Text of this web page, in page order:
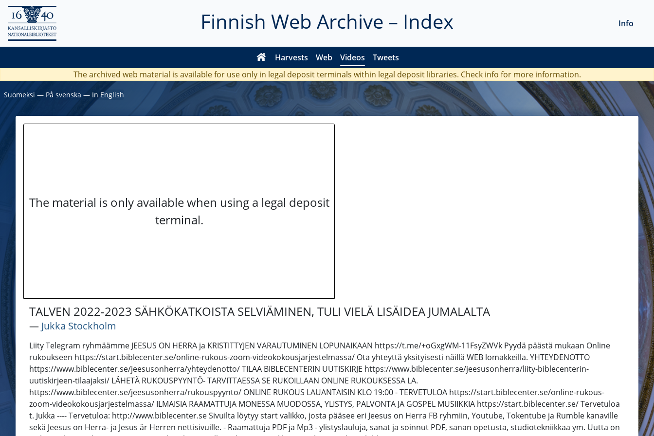
Finnish Web Archive – Index
Harvests Web Videos Tweets
Info
The archived web material is available for use only in legal deposit terminals within legal deposit libraries. Check info for more information.
Suomeksi ― På svenska ― In English
The material is only available when using a legal deposit
terminal.
TALVEN 2022-2023 SÄHKÖKATKOISTA SELVIÄMINEN, TULI VIELÄ LISÄIDEA JUMALALTA
― Jukka Stockholm
Liity Telegram ryhmäämme JEESUS ON HERRA ja KRISTITTYJEN VARAUTUMINEN LOPUNAIKAAN https://t.me/+oGxgWM-11FsyZWVk Pyydä päästä mukaan Online
rukoukseen https://start.biblecenter.se/online-rukous-zoom-videokokousjarjestelmassa/ Ota yhteyttä yksityisesti näillä WEB lomakkeilla. YHTEYDENOTTO
https://www.biblecenter.se/jeesusonherra/yhteydenotto/ TILAA BIBLECENTERIN UUTISKIRJE https://www.biblecenter.se/jeesusonherra/liity-biblecenterin-
uutiskirjeen-tilaajaksi/ LÄHETÄ RUKOUSPYYNTÖ- TARVITTAESSA SE RUKOILLAAN ONLINE RUKOUKSESSA LA.
https://www.biblecenter.se/jeesusonherra/rukouspyynto/ ONLINE RUKOUS LAUANTAISIN KLO 19:00 - TERVETULOA https://start.biblecenter.se/online-rukous-
zoom-videokokousjarjestelmassa/ ILMAISIA RAAMATTUJA MONESSA MUODOSSA, YLISTYS, PALVONTA JA GOSPEL MUSIIKKIA https://start.biblecenter.se/ Tervetuloa
t. Jukka ---- Tervetuloa: http://www.biblecenter.se Sivuilta löytyy start valikko, josta pääsee eri Jeesus on Herra FB ryhmiin, Youtube, Tokentube ja Rumble kanaville
sekä Jeesus on Herra- ja Jesus är Herren nettisivuille. - Raamattuja PDF ja Mp3 - ylistyslauluja, sanat ja soinnut PDF, sanan opetusta, studiotekniikkaa ym. Uutta on